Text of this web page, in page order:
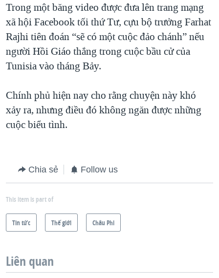
Trong một băng video được đưa lên trang mạng
xã hội Facebook tối thứ Tư, cựu bộ trưởng Farhat
Rajhi tiên đoán “sẽ có một cuộc đảo chánh” nếu
người Hồi Giáo thắng trong cuộc bầu cử của
Tunisia vào tháng Bảy.
Chính phủ hiện nay cho rằng chuyện này khó
xảy ra, nhưng điều đó không ngăn được những
cuộc biểu tình.
Chia sẻ Follow us
This item is part of
Tin tức Thế giới Châu Phi
Liên quan